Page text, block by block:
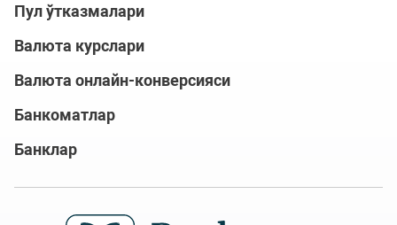
Пул ўтказмалари
Валюта курслари
Валюта онлайн-конверсияси
Банкоматлар
Банклар